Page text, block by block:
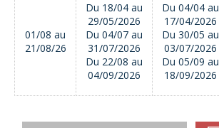
01/08 au
21/08/26
Du 18/04 au
29/05/2026
Du 04/07 au
31/07/2026
Du 22/08 au
04/09/2026
Du 04/04 au
17/04/2026
Du 30/05 au
03/07/2026
Du 05/09 au
18/09/2026